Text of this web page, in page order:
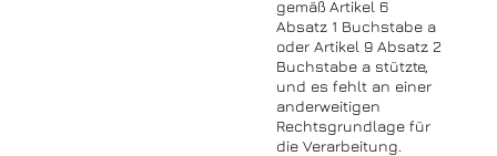
gemäß Artikel 6
Absatz 1 Buchstabe a
oder Artikel 9 Absatz 2
Buchstabe a stützte,
und es fehlt an einer
anderweitigen
Rechtsgrundlage für
die Verarbeitung.